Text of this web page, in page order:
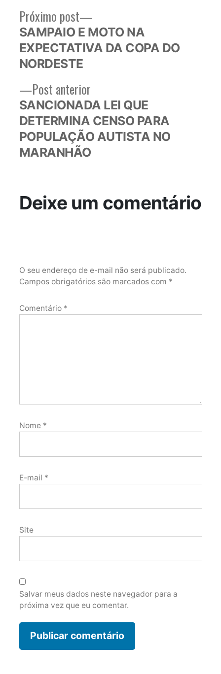
Navegação
de
Post
Post anteriorPost
anterior:
SANCIONADA LEI QUE
DETERMINA CENSO PARA
POPULAÇÃO AUTISTA NO
MARANHÃO
Próximo post
Próximo
post:
SAMPAIO E MOTO NA
EXPECTATIVA DA COPA DO
NORDESTE
Deixe um comentário
O seu endereço de e-mail não será publicado.
Campos obrigatórios são marcados com *
Comentário *
Nome *
E-mail *
Site
Salvar meus dados neste navegador para a
próxima vez que eu comentar.